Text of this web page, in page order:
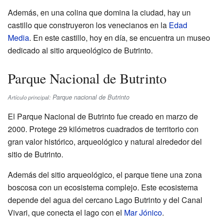
Además, en una colina que domina la ciudad, hay un
castillo que construyeron los venecianos en la Edad
Media. En este castillo, hoy en día, se encuentra un museo
dedicado al sitio arqueológico de Butrinto.
Parque Nacional de Butrinto
Artículo principal: Parque nacional de Butrinto
El Parque Nacional de Butrinto fue creado en marzo de
2000. Protege 29 kilómetros cuadrados de territorio con
gran valor histórico, arqueológico y natural alrededor del
sitio de Butrinto.
Además del sitio arqueológico, el parque tiene una zona
boscosa con un ecosistema complejo. Este ecosistema
depende del agua del cercano Lago Butrinto y del Canal
Vivari, que conecta el lago con el Mar Jónico.